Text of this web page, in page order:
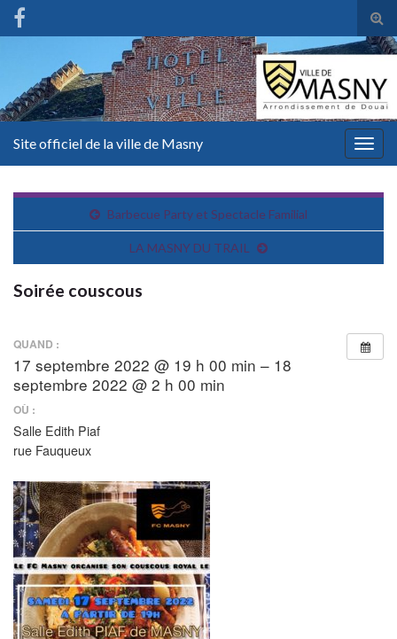
Site officiel de la ville de Masny
Barbecue Party et Spectacle Familial
LA MASNY DU TRAIL
Soirée couscous
QUAND :
17 septembre 2022 @ 19 h 00 min – 18
septembre 2022 @ 2 h 00 min
OÙ :
Salle Edith Piaf
rue Fauqueux